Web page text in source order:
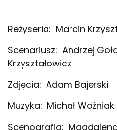
Reżyseria: Marcin
Scenariusz: Andrzej
Krzyształowicz
Zdjęcia: Adam Bajerski
Muzyka: Michał Woźniak
Scenografia: